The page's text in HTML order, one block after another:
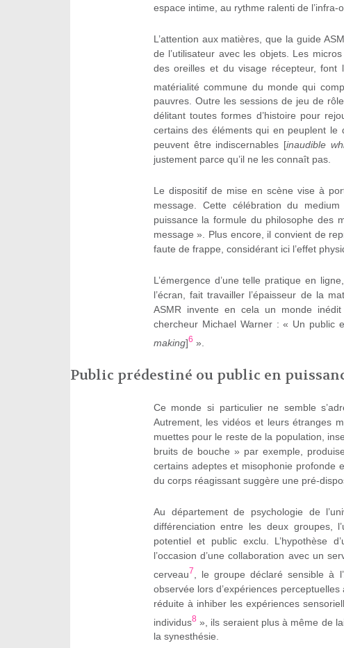
espace intime, au rythme ralenti de l’infra-
L’attention aux matières, que la guide
de l’utilisateur avec les objets. Les
des oreilles et du visage récepteur, font
matérialité commune du monde qui
pauvres. Outre les sessions de jeu de
délitant toutes formes d’histoire pour
certains des éléments qui en peuplent le
peuvent être indiscernables [inaudible
justement parce qu’il ne les connaît pas.
Le dispositif de mise en scène vise à
message. Cette célébration du
puissance la formule du philosophe des
message ». Plus encore, il convient de
faute de frappe, considérant ici l’effet
L’émergence d’une telle pratique en
l’écran, fait travailler l’épaisseur de la
ASMR invente en cela un monde
chercheur Michael Warner : « Un public
making]6 ».
Public prédestiné ou public en
Ce monde si particulier ne semble
Autrement, les vidéos et leurs étranges
muettes pour le reste de la population,
bruits de bouche » par exemple,
certains adeptes et misophonie profonde
du corps réagissant suggère une pré-
Au département de psychologie de
différenciation entre les deux groupes,
potentiel et public exclu. L’hypothèse
l’occasion d’une collaboration avec un
cerveau7
, le groupe déclaré sensible à
observée lors d’expériences
réduite à inhiber les expériences
individus8», ils seraient plus à même de
la synesthésie.